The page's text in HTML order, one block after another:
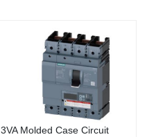
3VA Molded Case Circuit